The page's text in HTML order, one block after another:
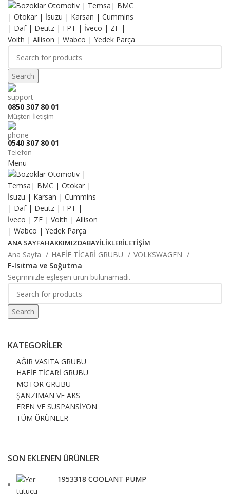
Search
0850 307 80 01
Müşteri İletişim
0540 307 80 01
Telefon
Menu
ANA SAYFAHAKKIMIZDABAYİLİKLERİLETİŞİM
KATEGORILER
AĞIR VASITA GRUBU
HAFİF TİCARİ GRUBU
MOTOR GRUBU
ŞANZIMAN VE AKS
FREN VE SÜSPANSİYON
TÜM ÜRÜNLER
SON EKLENEN ÜRÜNLER
1953318 COOLANT PUMP
Ana Sayfa HAFİF TİCARİ GRUBU
VOLKSWAGEN
F-Isıtma ve Soğutma
Seçiminizle eşleşen ürün bulunamadı.
Search